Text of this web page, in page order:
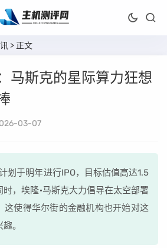
> 正文
马斯克的星际算力狂想
03-07
划于明年进行IPO，目标估值高达1.5
时，埃隆·马斯克大力倡导在太空部署
这使得华尔街的金融机构也开始对这
。